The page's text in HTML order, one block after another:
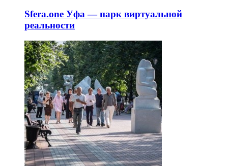
Sfera.one Уфа — парк виртуальной
реальности